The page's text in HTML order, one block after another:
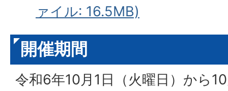
ァイル: 16.5MB)
開催期間
令和6年10月1日（火曜日）から